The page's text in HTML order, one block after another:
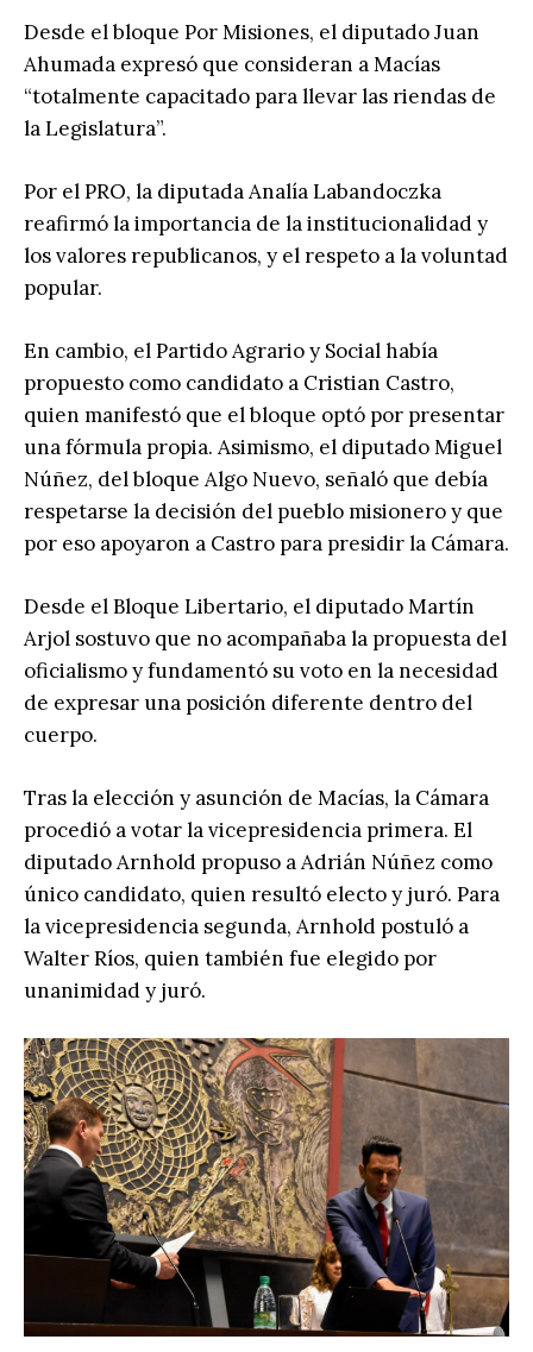
Desde el bloque Por Misiones, el diputado Juan
Ahumada expresó que consideran a Macías
“totalmente capacitado para llevar las riendas de
la Legislatura”.
Por el PRO, la diputada Analía Labandoczka
reafirmó la importancia de la institucionalidad y
los valores republicanos, y el respeto a la voluntad
popular.
En cambio, el Partido Agrario y Social había
propuesto como candidato a Cristian Castro,
quien manifestó que el bloque optó por presentar
una fórmula propia. Asimismo, el diputado Miguel
Núñez, del bloque Algo Nuevo, señaló que debía
respetarse la decisión del pueblo misionero y que
por eso apoyaron a Castro para presidir la Cámara.
Desde el Bloque Libertario, el diputado Martín
Arjol sostuvo que no acompañaba la propuesta del
oficialismo y fundamentó su voto en la necesidad
de expresar una posición diferente dentro del
cuerpo.
Tras la elección y asunción de Macías, la Cámara
procedió a votar la vicepresidencia primera. El
diputado Arnhold propuso a Adrián Núñez como
único candidato, quien resultó electo y juró. Para
la vicepresidencia segunda, Arnhold postuló a
Walter Ríos, quien también fue elegido por
unanimidad y juró.